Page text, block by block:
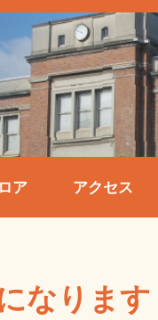
ア アクセス
なります